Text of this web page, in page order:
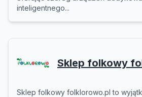
inteligentnego...
Sklep folkowy
Sklep folkowy folklorowo.pl to